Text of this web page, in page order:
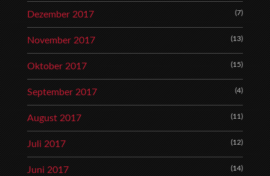
Dezember 2017 (7)
November 2017 (13)
Oktober 2017 (15)
September 2017 (4)
August 2017 (11)
Juli 2017 (12)
Juni 2017 (14)